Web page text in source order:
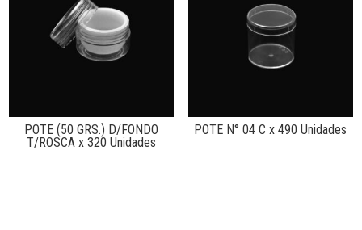
POTE (50 GRS.) D/FONDO
T/ROSCA x 320 Unidades
POTE N° 04 C x 490 Unidades